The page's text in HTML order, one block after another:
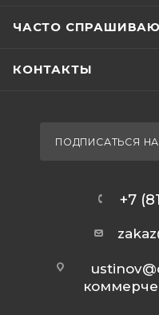
ЧАСТО
КОНТАКТЫ
ПОДПИСАТЬСЯ
+7